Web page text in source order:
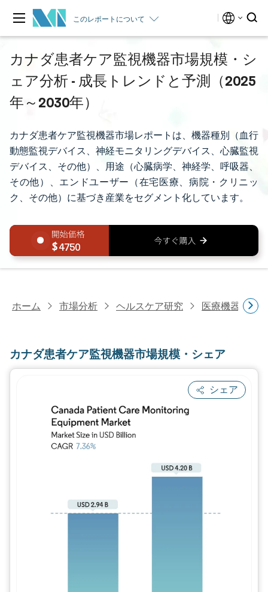
このレポートについて
カナダ患者ケア監視機器市場規模・シ
ェア分析 - 成長トレンドと予測（2025
年～2030年）
カナダ患者ケア監視機器市場レポートは、機器種別（血行
動態監視デバイス、神経モニタリングデバイス、心臓監視
デバイス、その他）、用途（心臓病学、神経学、呼吸器、
その他）、エンドユーザー（在宅医療、病院・クリニッ
ク、その他）に基づき産業をセグメント化しています。
4750
ホーム 市場分析 ヘルスケア研究 医療機器研究
カナダ患者ケア監視機器市場規模・シェア
シェア